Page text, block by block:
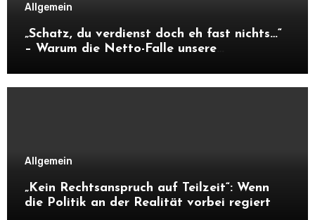
Allgemein
„Schatz, du verdienst doch eh fast nichts…“
– Warum die Netto-Falle unsere
Allgemein
„Kein Rechtsanspruch auf Teilzeit“: Wenn
die Politik an der Realität vorbei regiert